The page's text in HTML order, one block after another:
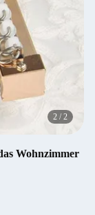
2 /2
Wohnzimmer